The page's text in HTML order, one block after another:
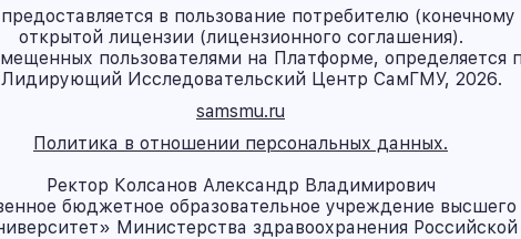
в пользование потребителю (конечному
открытой лицензии (лицензионного соглашения).
пользователями на Платформе, определяется
Исследовательский Центр СамГМУ, 2026.
samsmu.ru
Политика в отношении персональных данных.
Ректор Колсанов Александр Владимирович
бюджетное образовательное учреждение
Министерства здравоохранения